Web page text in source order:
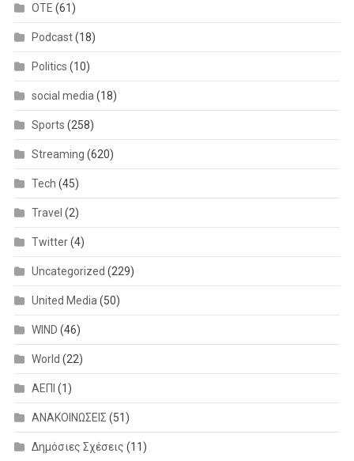
OTE (61)
Podcast(18)
Politics (10)
social media (18)
Sports (258)
Streaming (620)
Tech (45)
Travel (2)
Twitter(4)
Uncategorized (229)
United Media (50)
WIND (46)
World (22)
ΑΕΠΙ (1)
ΑΝΑΚΟΙΝΩΣΕΙΣ (51)
Δημόσιες Σχέσεις (11)